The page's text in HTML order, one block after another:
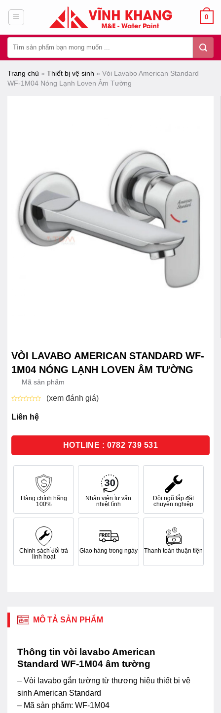
dung
0
kiếm:
Trang chủ » Thiết bị vệ sinh » Vòi Lavabo American Standard
WF-1M04 Nóng Lạnh Loven Âm Tường
VÒI LAVABO AMERICAN STANDARD WF-
1M04 NÓNG LẠNH LOVEN ÂM TƯỜNG
Mã sản phẩm
xếp
hạng
sao
(xem đánh giá)
Liên hệ
HOTLINE : 0782 739 531
Hàng chính hãng
100%
Nhân viên tư vấn
nhiệt tình
Đội ngũ lắp đặt
chuyên nghiệp
Chính sách đổi trả
linh hoạt
Giao hàng trong ngày Thanh toán thuận tiện
MÔ TẢ SẢN PHẨM
Thông tin vòi lavabo American
Standard WF-1M04 âm tường
– Vòi lavabo gắn tường từ thương hiệu thiết bị vệ
sinh American Standard
– Mã sản phẩm: WF-1M04